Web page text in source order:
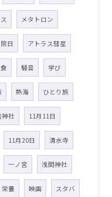
メタトロン
日 アトラス彗星
騒音 学び
熱海 ひとり旅
社 11月11日
11月20日 清水寺
一ノ宮 浅間神社
栄養 映画 スタバ